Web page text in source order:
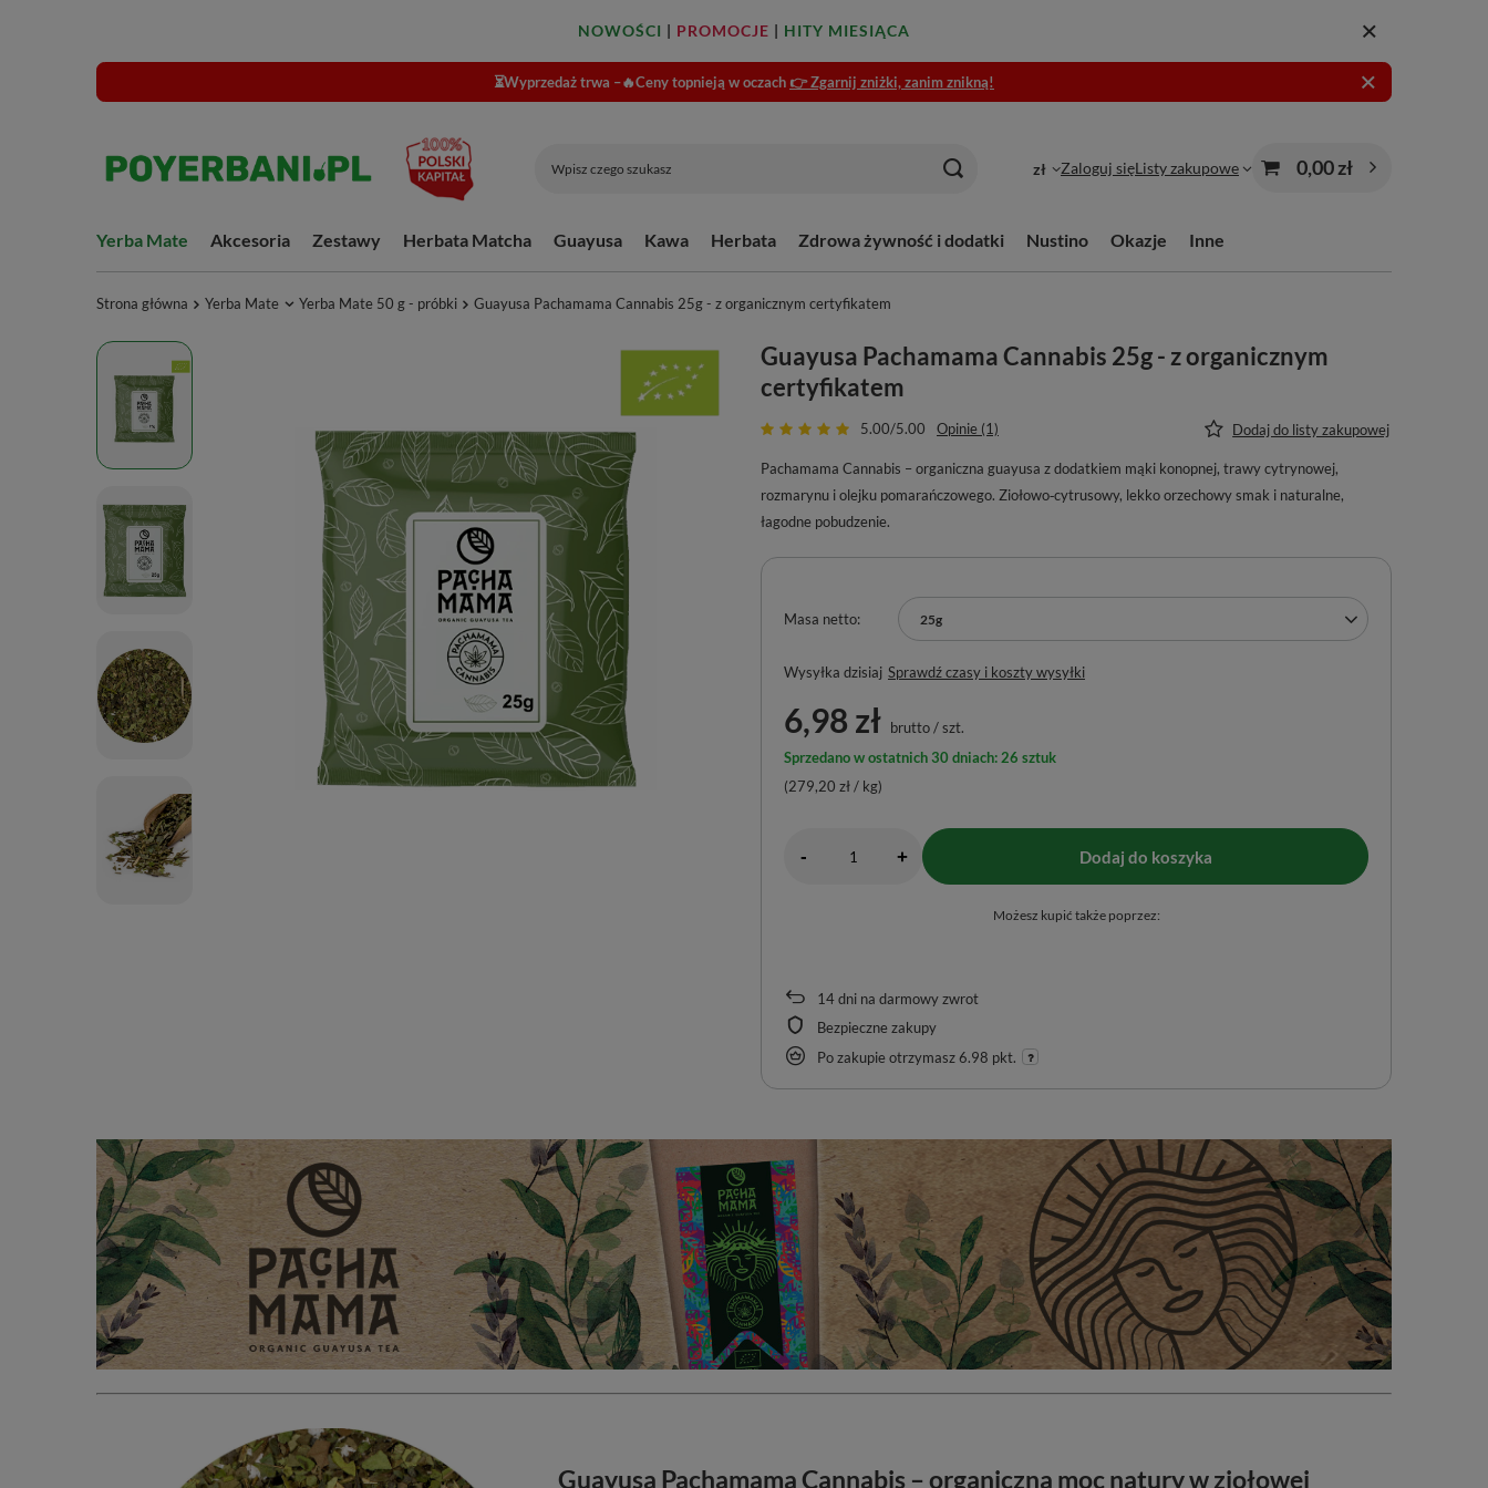
NOWOŚCI | PROMOCJE | HITY MIESIĄCA
⏳Wyprzedaż trwa –🔥Ceny topnieją w oczach 👉 Zgarnij zniżki, zanim znikną!
zł Zaloguj sięListy zakupowe 0,00 zł
Yerba Mate Akcesoria Zestawy Herbata Matcha Guayusa Kawa Herbata Zdrowa żywność i dodatki Nustino Okazje Inne
Strona główna Yerba Mate Yerba Mate 50 g - próbki Guayusa Pachamama Cannabis 25g - z organicznym certyfikatem
Guayusa Pachamama Cannabis 25g - z organicznym
certyfikatem
5.00/5.00 Opinie (1) Dodaj do listy zakupowej
Pachamama Cannabis – organiczna guayusa z dodatkiem mąki konopnej, trawy cytrynowej,
rozmarynu i olejku pomarańczowego. Ziołowo‑cytrusowy, lekko orzechowy smak i naturalne,
łagodne pobudzenie.
Masa netto 25g
14dni na darmowy zwrot
Bezpieczne zakupy
Po zakupie otrzymasz6.98 pkt.
Wysyłka dzisiaj Sprawdź czasy i koszty wysyłki
6,98 zł brutto/szt.
Sprzedano w ostatnich 30 dniach: 26 sztuk
(279,20 zł / kg)
- + Dodaj do koszyka
Możesz kupić także poprzez:
Guayusa Pachamama Cannabis – organiczna moc natury w ziołowej